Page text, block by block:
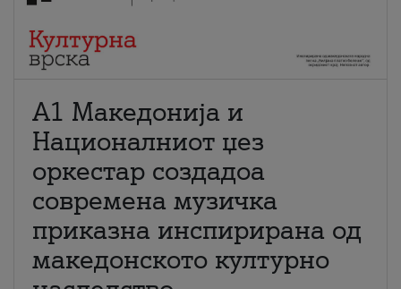
А1 Македонија и
Националниот џез
оркестар создадоа
современа музичка
приказна инспирирана од
македонското културно